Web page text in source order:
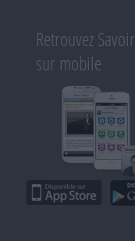
Retrouvez
sur mobile